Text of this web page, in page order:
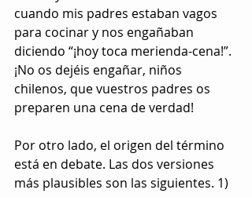
cuando mis padres estaban vagos
para cocinar y nos engañaban
diciendo “¡hoy toca merienda-cena!”.
¡No os dejéis engañar, niños
chilenos, que vuestros padres os
preparen una cena de verdad!
Por otro lado, el origen del término
está en debate. Las dos versiones
más plausibles son las siguientes. 1)